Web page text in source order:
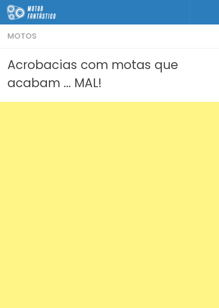
Skip to content
MOTOS
Acrobacias com motas que
acabam … MAL!